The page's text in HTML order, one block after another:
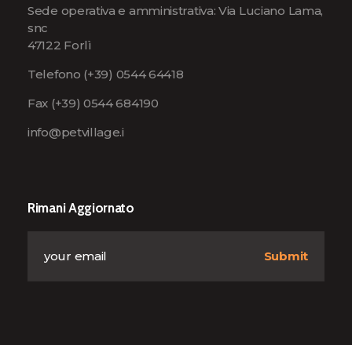
Sede operativa e amministrativa: Via Luciano Lama,
snc
47122 Forlì
Telefono (+39) 0544 64418
Fax (+39) 0544 684190
info@petvillage.i
Rimani Aggiornato